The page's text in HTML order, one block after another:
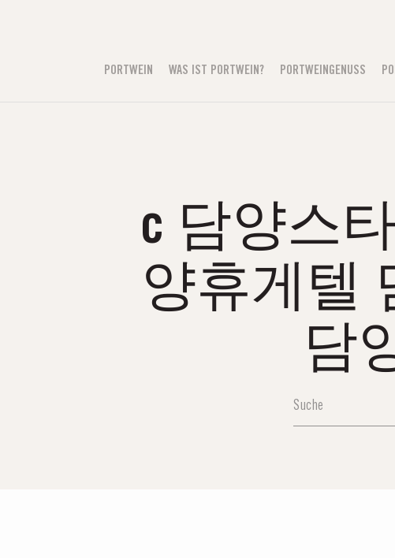
PORTWEIN WAS IST PORTWEIN? PORTWEINGENUSS
c 담양스타
양휴게텔
담